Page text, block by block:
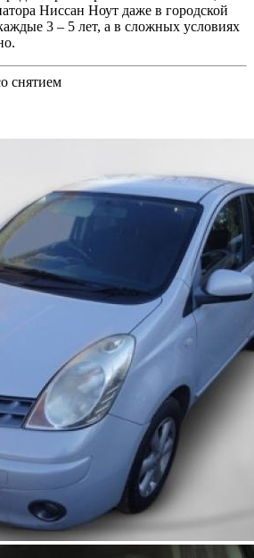
Ниссан Ноут даже в городской
3 – 5 лет, а в сложных условиях
снятием